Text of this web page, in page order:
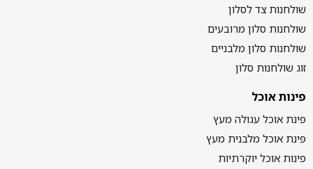
שולחנות צד לסלון
שולחנות סלון מרובעים
שולחנות סלון מלבניים
זוג שולחנות סלון
פינות אוכל
פינת אוכל עגולה מעץ
פינת אוכל מלבנית מעץ
פינות אוכל יוקרתיות